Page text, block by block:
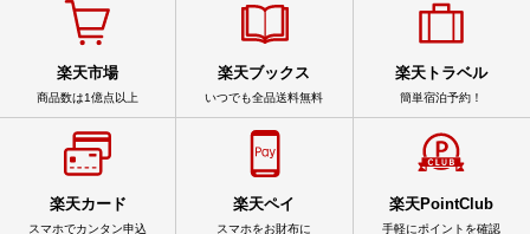
楽天市場
商品数は1億点以上
楽天ブックス
いつでも全品送料無料
楽天トラベル
簡単宿泊予約！
楽天カード
スマホでカンタン申込
楽天ペイ
スマホをお財布に
楽天PointClub
手軽にポイントを確認